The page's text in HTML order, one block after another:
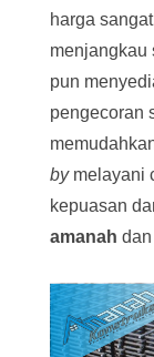
harga
menjangkau
pun
pengecoran
bymelayani
kepuasan
amanah dan